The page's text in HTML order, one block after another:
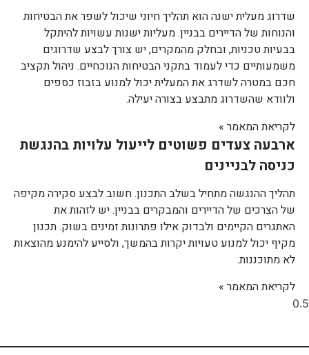
שדרוג מעלית ישנה הוא תהליך חיוני שיכול לשפר את הבטיחות
והנוחות של הדיירים בבניין. מעליות ישנות עשויות להיתקל
בבעיות טכניות, ובחלק מהמקרים, יש צורך לבצע שדרוגים
משמעותיים כדי לעמוד בתקני הבטיחות הנוכחיים. ניהול תקציב
חכם במטרה לשדרג את המעלית יכול למנוע בזבוז כספים
ולוודא שהשדרוג מתבצע בצורה יעילה.
לקריאת המאמר »
ארבעה צעדים פשוטים לייעול עלויות בהנגשת
כניסה לבניינים
תהליך ההנגשה מתחיל בשלב התכנון. חשוב לבצע סקירה מקיפה
של הצרכים של הדיירים והמבקרים בבניין. יש לזהות את
האתגרים הקיימים ולבדוק אילו פתרונות זמינים בשוק. תכנון
מקיף יכול למנוע טעויות יקרות בהמשך, ולסייע להימנע מהוצאות
לא מתוכננות.
לקריאת המאמר »